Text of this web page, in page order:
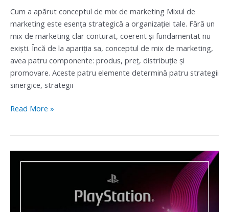
Cum a apărut conceptul de mix de marketing Mixul de
marketing este esența strategică a organizației tale. Fără un
mix de marketing clar conturat, coerent și fundamentat nu
exiști. Încă de la apariţia sa, conceptul de mix de marketing,
avea patru componente: produs, preţ, distribuţie şi
promovare. Aceste patru elemente determină patru strategii
sinergice, strategii
Read More »